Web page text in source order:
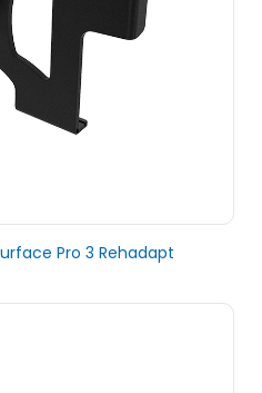
Pro 3 Rehadapt